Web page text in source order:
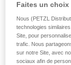
situation pour
Remarque :
ancrages, il est
redondance
un seul
Faites un
Nous (PETZL
technologies
Site, pour
trafic. Nous
sur notre Site, avec
sociaux afin de